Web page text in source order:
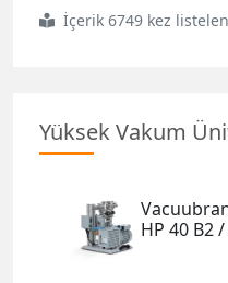
İçerik 6749 kez
Yüksek Vakum
HP 40 B2 /